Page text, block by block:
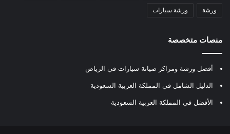
ورشة ورشة سيارات
منصات متخصصة
أفضل ورشة ومراكز صيانة سيارات في الرياض
الدليل الشامل في المملكة العربية السعودية
الأفضل في المملكة العربية السعودية